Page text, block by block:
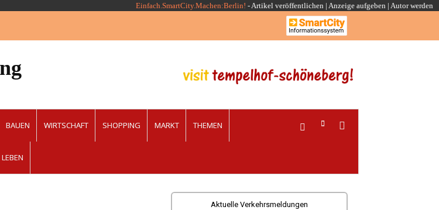
Einfach.SmartCity.Machen:Berlin! -Artikel veröffentlichen | Anzeige aufgeben | Autor werden
BAUEN WIRTSCHAFT SHOPPING MARKT THEMEN
LEBEN
Aktuelle Verkehrsmeldungen